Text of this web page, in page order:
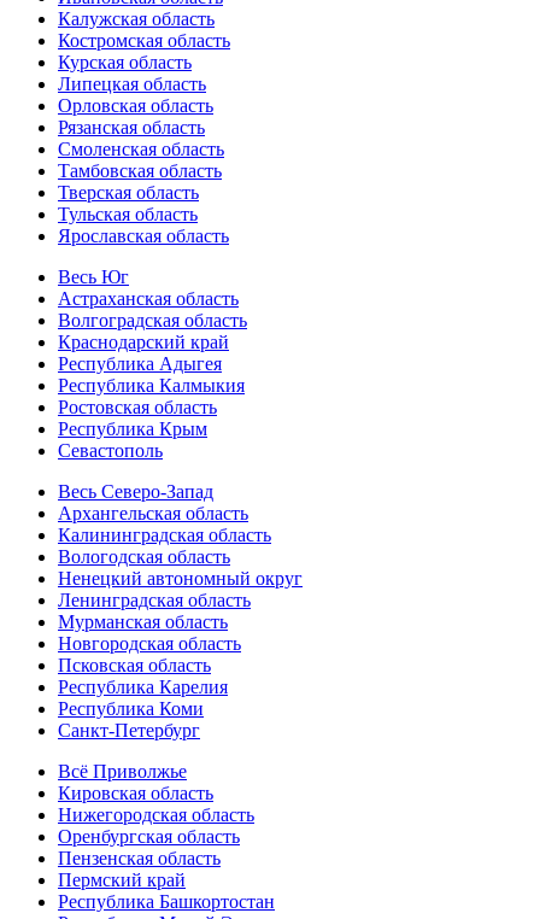
Калужская область
Костромская область
Курская область
Липецкая область
Орловская область
Рязанская область
Смоленская область
Тамбовская область
Тверская область
Тульская область
Ярославская область
Весь Юг
Астраханская область
Волгоградская область
Краснодарский край
Республика Адыгея
Республика Калмыкия
Ростовская область
Республика Крым
Севастополь
Весь Северо-Запад
Архангельская область
Калининградская область
Вологодская область
Ненецкий автономный округ
Ленинградская область
Мурманская область
Новгородская область
Псковская область
Республика Карелия
Республика Коми
Санкт-Петербург
Всё Приволжье
Кировская область
Нижегородская область
Оренбургская область
Пензенская область
Пермский край
Республика Башкортостан